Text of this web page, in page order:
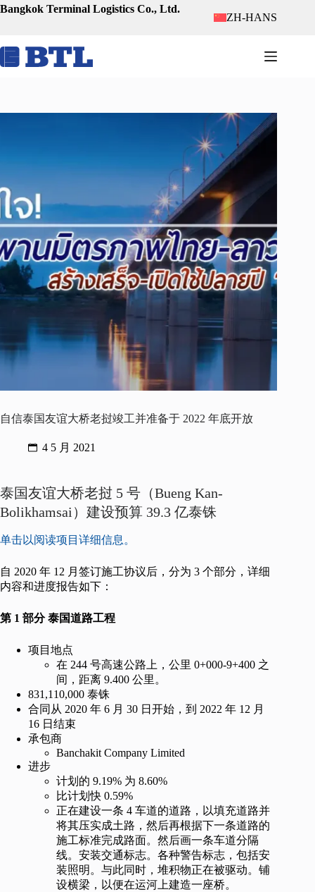
跳
容
Bangkok Terminal Logistics Co., Ltd.
ZH-HANS
自信泰国友谊大桥老挝竣工并准备于 2022 年底开放
4 5 月 2021
泰国友谊大桥老挝 5 号（Bueng Kan-
Bolikhamsai）建设预算 39.3 亿泰铢
单击以阅读项目详细信息。
自 2020 年 12 月签订施工协议后，分为 3 个部分，详细
内容和进度报告如下：
第 1 部分 泰国道路工程
项目地点
在 244 号高速公路上，公里 0+000-9+400 之
间，距离 9.400 公里。
831,110,000 泰铢
合同从 2020 年 6 月 30 日开始，到 2022 年 12 月
16 日结束
承包商
Banchakit Company Limited
进步
计划的 9.19% 为 8.60%
比计划快 0.59%
正在建设一条 4 车道的道路，以填充道路并
将其压实成土路，然后再根据下一条道路的
施工标准完成路面。然后画一条车道分隔
线。安装交通标志。各种警告标志，包括安
装照明。与此同时，堆积物正在被驱动。铺
设横梁，以便在运河上建造一座桥。